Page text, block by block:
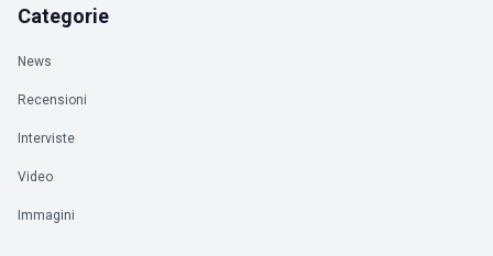
Categorie
News
Recensioni
Interviste
Video
Immagini